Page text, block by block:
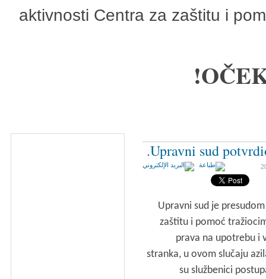
aktivnosti Centra za zaštitu i
Upravni sud
Upravni sud je
zaštitu i pomoć
prava na upotrebu i
stranka, u ovom slučaju
su službenici